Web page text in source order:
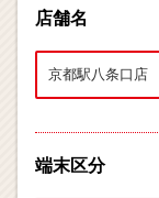
店舗名
端末区分